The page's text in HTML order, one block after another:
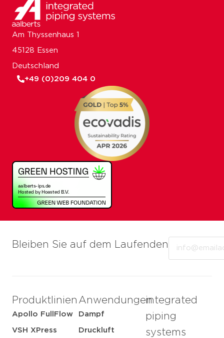
Bleiben Sie auf dem Laufenden
Produktlinien
Apollo FullFlow
VSH XPress
Anwendungen
Dampf
Druckluft
integrated
piping
systems
Am Thyssenhaus 1
45128 Essen
Deutschland
+49 (0)209 404 0